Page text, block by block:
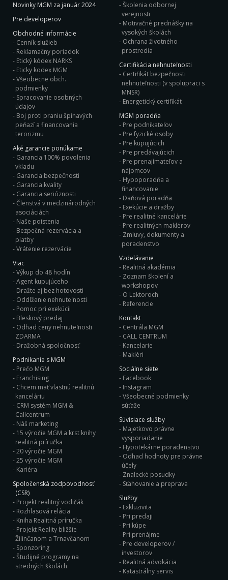
Novinky MGM za január 2024
Pre developerov
Obchodné informácie
Cenník služieb
Reklamačny poriadok
Etický kódex NARKS
Eticky kodex MGM
Všeobecne obch.
podmienky
Spracovanie osobných
údajov
Boj proti praniu špinavých
peňazí a financovania
terorizmu
Aké garancie ponúkame
Garancia 100% povolenia
vkladu
Garancia bezpečnosti
Garancia kvality
Garancia serióznosti
Členstvá v medzinárodných
asociáciách
Naše poistenia
Bezpečná rezervácia a
platby
Vrátenie rezervácie
Viac
Výkup do 48 hodín
Agent kupujúceho
Dražte aj bez hotovosti
Oddlženie nehnuteľnosti
Pomoc pri exekúcii
Bleskový predaj
Odhad ceny nehnuteľnosti
ZDARMA
Dražobná spoločnosť
Podnikanie s MGM
Prečo MGM
Franchising
Chcem mať vlastnú realitnú
kanceláriu
CRM systém MGM &
Callcentrum
Náš marketing
15 výročie MGM a krst knihy
realitná príručka
20 výročie MGM
25 výročie MGM
Kariéra
Spoločenská zodpovodnosť
(CSR)
Projekt realitný vodičák
Rozhlasová relácia
Kniha Realitná príručka
Projekt Reality bližšie
Žilinčanom a Trnavčanom
Sponzoring
Študijné programy na
stredných školách
Školenia odbornej
verejnosti
Motivačné prednášky na
vysokých školách
Ochrana životného
prostredia
Certifikácia nehnuteľnosti
Certifikát bezpečnosti
nehnuteľnosti (v spolupraci s
MNSR)
Energetický certifikát
MGM poradňa
Pre podnikateľov
Pre fyzické osoby
Pre kupujúcich
Pre predávajúcich
Pre prenajímateľov a
nájomcov
Hypoporadňa a
financovanie
Daňová poradňa
Exekúcie a dražby
Pre realitné kancelárie
Pre realitných maklérov
Zmluvy, dokumenty a
poradenstvo
Vzdelávanie
Realitná akadémia
Zoznam školení a
workshopov
O Lektoroch
Referencie
Kontakt
Centrála MGM
CALL CENTRUM
Kancelarie
Makléri
Sociálne siete
Facebook
Instagram
Všeobecné podmienky
súťaže
Súvisiace služby
Majetkovo právne
vysporiadanie
Hypotekárne poradenstvo
Odhad hodnoty pre právne
účely
Znalecké posudky
Sťahovanie a preprava
Služby
Exkluzivita
Pri predaji
Pri kúpe
Pri prenájme
Pre developerov /
investorov
Realitná advokácia
Katastrálny servis